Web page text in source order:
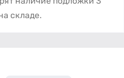
складе.